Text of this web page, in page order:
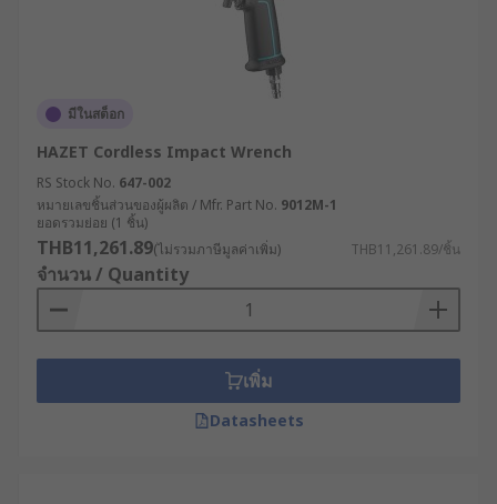
มีในสต็อก
HAZET Cordless Impact Wrench
RS Stock No. 647-002
หมายเลขชิ้นส่วนของผู้ผลิต / Mfr. Part No. 9012M-1
ยอดรวมย่อย (1 ชิ้น)
THB11,261.89(ไม่รวมภาษีมูลค่าเพิ่ม) THB11,261.89/ชิ้น
จำนวน / Quantity
เพิ่ม
Datasheets